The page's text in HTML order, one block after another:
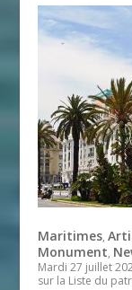
Maritimes,
Monument,
Mardi 27 juillet
sur la Liste du